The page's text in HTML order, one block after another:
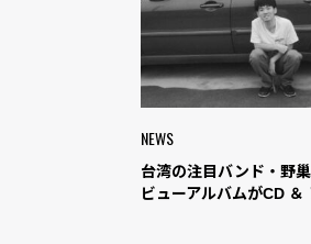
NEWS
台湾の注目バンド・野
ビューアルバムがCD ＆